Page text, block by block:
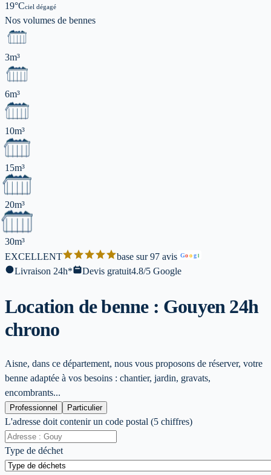
19°Cciel dégagé
Nos volumes de bennes
3m³
6m³
10m³
15m³
20m³
30m³
EXCELLENT
base sur 97 avis Goog l
Livraison 24h* Devis gratuit4.8/5 Google
Location de benne : Gouyen 24h
chrono
Aisne, dans ce département, nous vous proposons de réserver, votre
benne adaptée à vos besoins : chantier, jardin, gravats,
encombrants...
Professionnel Particulier
L'adresse doit contenir un code postal (5 chiffres)
Type de déchet